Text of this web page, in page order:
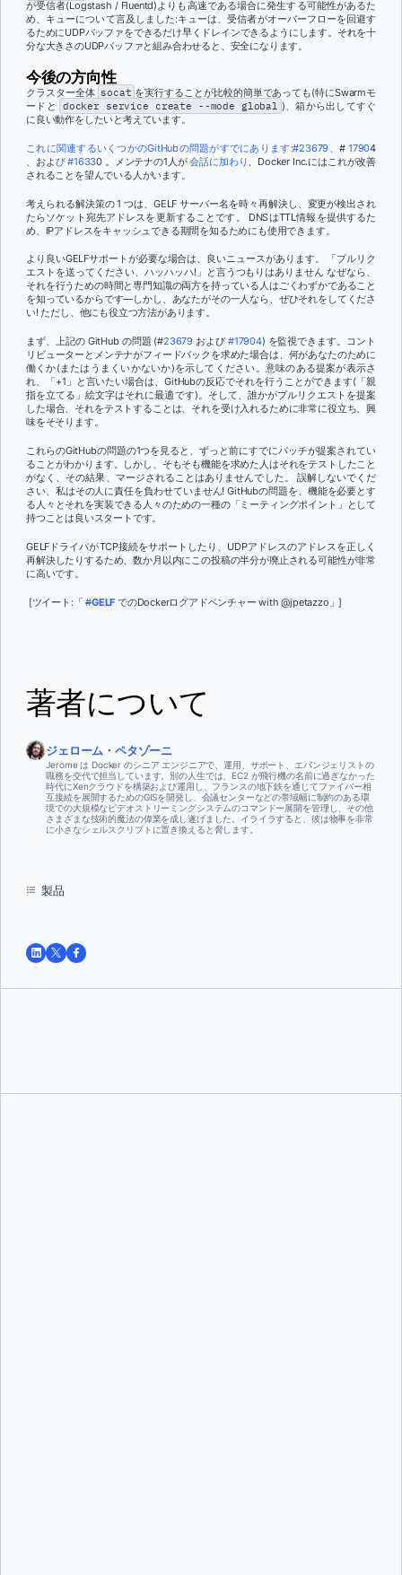
が受信者(Logstash / Fluentd)よりも高速である場合に発生する可能性があるた
め、キューについて言及しました:キューは、受信者がオーバーフローを回避す
るためにUDPバッファをできるだけ早くドレインできるようにします。それを十
分な大きさのUDPバッファと組み合わせると、安全になります。
今後の方向性
クラスター全体 socat を実行することが比較的簡単であっても(特にSwarmモ
ードと
docker service create --mode global )、箱から出してすぐ
に良い動作をしたいと考えています。
これに関連するいくつかのGitHubの問題がすでにあります:#23679、 #17904
、および #16330 。メンテナの1人が会話に加わり
、Docker Inc.にはこれが改善
されることを望んでいる人がいます。
考えられる解決策の 1 つは、GELF サーバー名を時々再解決し、変更が検出され
たらソケット宛先アドレスを更新することです。 DNSはTTL情報を提供するた
め、IPアドレスをキャッシュできる期間を知るためにも使用できます。
より良いGELFサポートが必要な場合は、良いニュースがあります。 「プルリク
エストを送ってください、ハッハッハ!」と言うつもりはありません なぜなら、
それを行うための時間と専門知識の両方を持っている人はごくわずかであること
を知っているからです—しかし、あなたがその一人なら、ぜひそれをしてくださ
い! ただし、他にも役立つ方法があります。
まず、上記の GitHub の問題 (#23679 および #17904) を監視できます。コント
リビューターとメンテナがフィードバックを求めた場合は、何があなたのために
働くか(またはうまくいかないか)を示してください。意味のある提案が表示さ
れ、「+1」と言いたい場合は、GitHubの反応でそれを行うことができます(「親
指を立てる」絵文字はそれに最適です)。そして、誰かがプルリクエストを提案
した場合、それをテストすることは、それを受け入れるために非常に役立ち、興
味をそそります。
これらのGitHubの問題の1つを見ると、ずっと前にすでにパッチが提案されてい
ることがわかります。しかし、そもそも機能を求めた人はそれをテストしたこと
がなく、その結果、マージされることはありませんでした。 誤解しないでくだ
さい、私はその人に責任を負わせていません! GitHubの問題を、機能を必要とす
る人々とそれを実装できる人々のための一種の「ミーティングポイント」として
持つことは良いスタートです。
GELFドライバがTCP接続をサポートしたり、UDPアドレスのアドレスを正しく
再解決したりするため、数か月以内にこの投稿の半分が廃止される可能性が非常
に高いです。
[ツイート:「#GELF でのDockerログアドベンチャー with @jpetazzo」]
著者について
ジェローム・ペタゾーニ
Jerome は Docker のシニア エンジニアで、運用、サポート、エバンジェリストの
職務を交代で担当しています。別の人生では、EC2 が飛行機の名前に過ぎなかった
時代にXenクラウドを構築および運用し、フランスの地下鉄を通じてファイバー相
互接続を展開するためのGISを開発し、会議センターなどの帯域幅に制約のある環
境での大規模なビデオストリーミングシステムのコマンドー展開を管理し、その他
さまざまな技術的魔法の偉業を成し遂げました。イライラすると、彼は物事を非常
に小さなシェルスクリプトに置き換えると脅します。
製品